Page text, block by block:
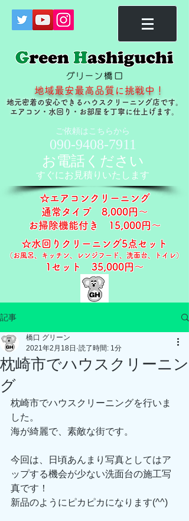
ご依頼はこちらから
090-9408-7911
お電話ください
すぐに​お見積りいたします
地域最安最高品質に挑戦中！
地元密着の安心できるハウスクリーニング店です。
​エアコン・水回り・お部屋を丁寧に仕上げます。
☆エアコンクリーニング
通常タイプ ​8,000円～
お掃除機能付き 15,000円～​​
☆水回りクリーニング5点セット
（お風呂、キッチン、レンジフード、洗面台、トイレ）
1セット 35,000円～​​
記事
枕崎市でハウスクリーニン
グ
橋口 グリーン
2021年2月18日 読了時間: 1分
枕崎市でハウスクリーニングを行いま
した。
海が綺麗で、素敵な街です。
今回は、日頃あんまり写真としてはア
ップする機会が少ない洗面台の施工写
真です！
新品のようにピカピカになります(^^)